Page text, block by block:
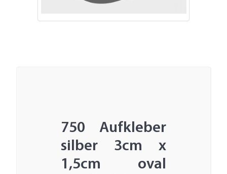
750 Aufkleber
silber 3cm x
1,5cm oval